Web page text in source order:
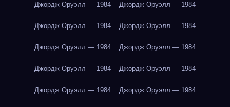
Джордж Оруэлл — 1984 Джордж Оруэлл — 1984
Джордж Оруэлл — 1984 Джордж Оруэлл — 1984
Джордж Оруэлл — 1984 Джордж Оруэлл — 1984
Джордж Оруэлл — 1984 Джордж Оруэлл — 1984
Джордж Оруэлл — 1984 Джордж Оруэлл — 1984